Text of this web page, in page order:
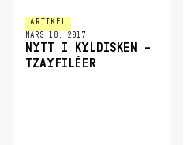
ARTIKEL
MARS 18, 2017
NYTT I KYLDISKEN –
TZAYFILÉER